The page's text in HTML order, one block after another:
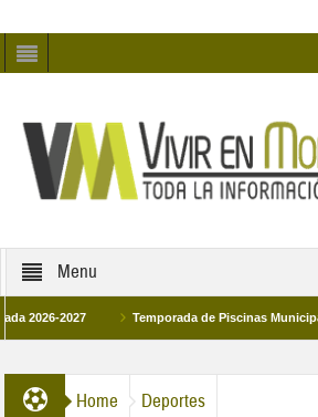
Menu
Temporada de Piscinas Municipales 2026
Home Deportes